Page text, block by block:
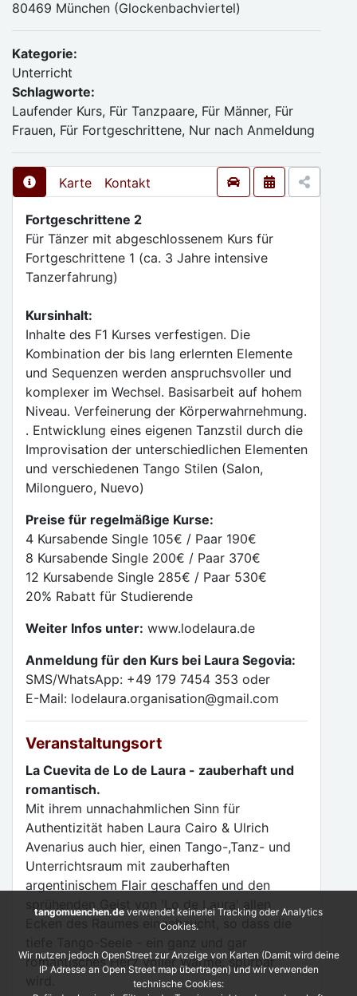
80469 München (Glockenbachviertel)
Kategorie:
Unterricht
Schlagworte:
Laufender Kurs, Für Tanzpaare, Für Männer, Für
Frauen, Für Fortgeschrittene, Nur nach Anmeldung
Karte Kontakt
Fortgeschrittene 2
Für Tänzer mit abgeschlossenem Kurs für
Fortgeschrittene 1 (ca. 3 Jahre intensive
Tanzerfahrung)
Kursinhalt:
Inhalte des F1 Kurses verfestigen. Die
Kombination der bis lang erlernten Elemente
und Sequenzen werden anspruchsvoller und
komplexer im Wechsel. Basisarbeit auf hohem
Niveau. Verfeinerung der Körperwahrnehmung.
. Entwicklung eines eigenen Tanzstil durch die
Improvisation der unterschiedlichen Elementen
und verschiedenen Tango Stilen (Salon,
Milonguero, Nuevo)
Preise für regelmäßige Kurse:
4 Kursabende Single 105€ / Paar 190€
8 Kursabende Single 200€ / Paar 370€
12 Kursabende Single 285€ / Paar 530€
20% Rabatt für Studierende
Weiter Infos unter: www.lodelaura.de
Anmeldung für den Kurs bei Laura Segovia:
SMS/WhatsApp: +49 179 7454 353 oder
E-Mail: lodelaura.organisation@gmail.com
Veranstaltungsort
La Cuevita de Lo de Laura - zauberhaft und
romantisch.
Mit ihrem unnachahmlichen Sinn für
Authentizität haben Laura Cairo & Ulrich
Avenarius auch hier, einen Tango-,Tanz- und
Unterrichtsraum mit zauberhaften
argentinischem Flair geschaffen und den
sprühenden Geist von 'Lo de Laura' allen
Ecken des Raumes eingehaucht, so dass die
romantisches Herz voller Wärme, spürbar
tangomuenchen.de verwendet keinerlei Tracking oder Analytics
Cookies.
Wir nutzen jedoch OpenStreet zur Anzeige von Karten (Damit wird deine
IP Adresse an Open Street map übertragen) und wir verwenden
technische Cookies: